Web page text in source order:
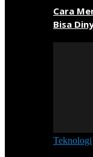
Cara
Bisa
Teknologi